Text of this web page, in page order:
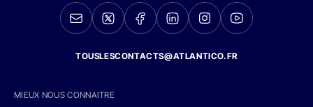
TOUSLESCONTACTS@ATLANTICO.FR
MIEUX NOUS CONNAITRE